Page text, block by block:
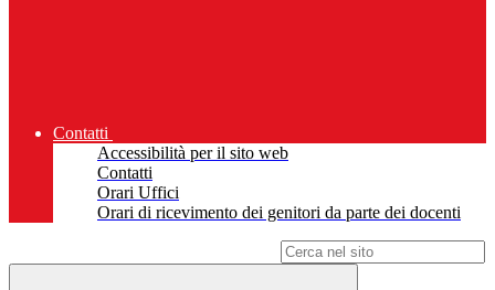
Contatti
Accessibilità per il sito web
Contatti
Orari Uffici
Orari di ricevimento dei genitori da parte dei docenti